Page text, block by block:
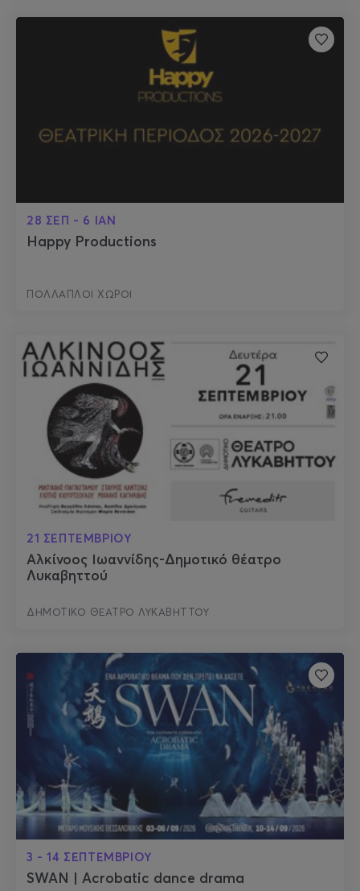
28 ΣΕΠ - 6 ΙΑΝ
Happy Productions
ΠΟΛΛΑΠΛΟΙ ΧΩΡΟΙ
21 ΣΕΠΤΕΜΒΡΙΟΥ
Αλκίνοος Ιωαννίδης-Δημοτικό θέατρο
Λυκαβηττού
ΔΗΜΟΤΙΚΟ ΘΕΑΤΡΟ ΛΥΚΑΒΗΤΤΟΥ
3 - 14 ΣΕΠΤΕΜΒΡΙΟΥ
SWAN | Acrobatic dance drama